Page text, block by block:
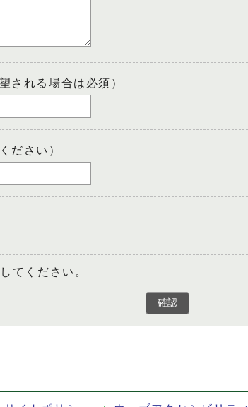
される場合は必須）
ださい）
てください。
確認